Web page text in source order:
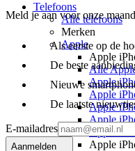
Telefoons
Alle telefoons
Merken
Apple
Apple
Alle
Apple
Apple
Apple
Apple
Apple
Apple
Meld je aan voor onze
Als eerste op de
De beste
Nieuwe
De laatste
E-mailadres
Aanmelden